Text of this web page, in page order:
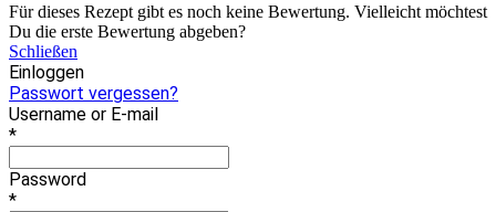
Für dieses Rezept gibt es noch keine Bewertung. Vielleicht möchtest
Du die erste Bewertung abgeben?
Schließen
Einloggen
Passwort vergessen?
Username or E-mail
*
Password
*